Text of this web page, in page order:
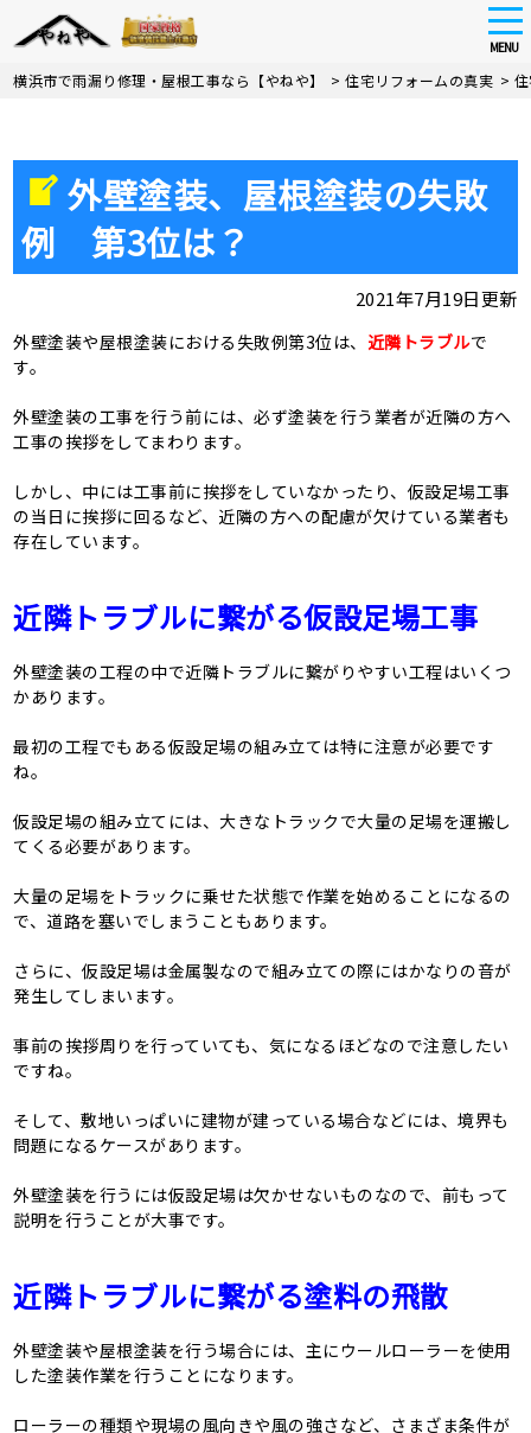
Skip
MENU
横浜市で雨漏り修理・屋根工事なら【やねや】 >住宅リフォームの真実 >
外壁塗装、屋根塗装の失敗
例 第3位は？
2021年7月19日更新
外壁塗装や屋根塗装における失敗例第3位は、 近隣トラブルで
す。
外壁塗装の工事を行う前には、必ず塗装を行う業者が近隣の方へ
工事の挨拶をしてまわります。
しかし、中には工事前に挨拶をしていなかったり、仮設足場工事
の当日に挨拶に回るなど、近隣の方への配慮が欠けている業者も
存在しています。
近隣トラブルに繋がる仮設足場工事
外壁塗装の工程の中で近隣トラブルに繋がりやすい工程はいくつ
かあります。
最初の工程でもある仮設足場の組み立ては特に注意が必要です
ね。
仮設足場の組み立てには、大きなトラックで大量の足場を運搬し
てくる必要があります。
大量の足場をトラックに乗せた状態で作業を始めることになるの
で、道路を塞いでしまうこともあります。
さらに、仮設足場は金属製なので組み立ての際にはかなりの音が
発生してしまいます。
事前の挨拶周りを行っていても、気になるほどなので注意したい
ですね。
そして、敷地いっぱいに建物が建っている場合などには、境界も
問題になるケースがあります。
外壁塗装を行うには仮設足場は欠かせないものなので、前もって
説明を行うことが大事です。
近隣トラブルに繋がる塗料の飛散
外壁塗装や屋根塗装を行う場合には、主にウールローラーを使用
した塗装作業を行うことになります。
ローラーの種類や現場の風向きや風の強さなど、さまざま条件が